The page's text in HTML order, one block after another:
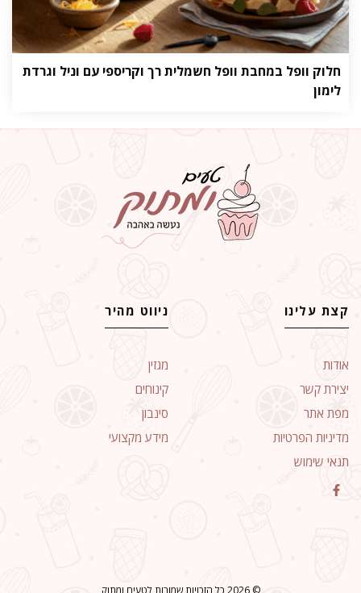
חלוק וופל במחבת וופל חשמלית רך וקריספי עם וניל וגרדת
לימון
קצת עלינו
אודות
יצירת קשר
מפת אתר
מדיניות הפרטיות
תנאי שימוש
ניווט מהיר
מגזין
קינוחים
סינבון
מידע מקצועי
© 2026 כל הזכויות שמורות לטעים ומתוק